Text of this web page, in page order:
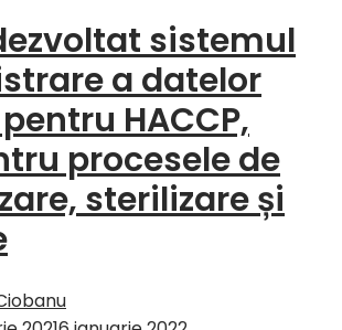
sistemul
a datelor
HACCP,
procesele de
sterilizare și